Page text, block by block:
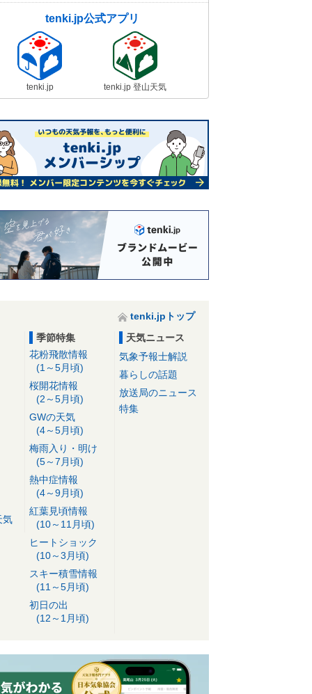
tenki.jp公式アプリ
tenki.jp tenki.jp 登山天気
tenki.jpトップ
気
季節特集
花粉飛散情報
(1～5月頃)
桜開花情報
(2～5月頃)
GWの天気
(4～5月頃)
梅雨入り・明け
(5～7月頃)
熱中症情報
(4～9月頃)
紅葉見頃情報
(10～11月頃)
ヒートショック
(10～3月頃)
スキー積雪情報
(11～5月頃)
初日の出
(12～1月頃)
天気ニュース
気象予報士解説
暮らしの話題
放送局のニュース
特集